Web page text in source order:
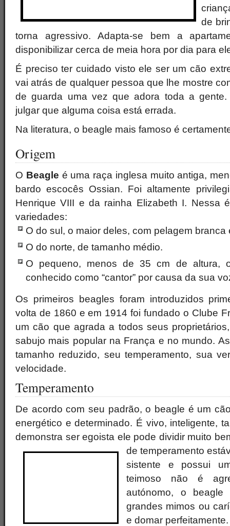
de
torna agressivo. Adapta-se bem a
disponibilizar cerca de meia hora por dia para
É preciso ter cuidado visto ele ser um cão
vai atrás de qualquer pessoa que lhe mostre
de guarda uma vez que adora toda a
julgar que alguma coisa está errada.
Na literatura, o beagle mais famoso é
Origem
O Beagle é uma raça inglesa muito antiga,
bardo escocês Ossian. Foi altamente
Henrique VIII e da rainha Elizabeth I. Nessa
variedades:
O do sul, o maior deles, com pelagem branca
O do norte, de tamanho médio.
O pequeno, menos de 35 cm de altura,
conhecido como “cantor” por causa da sua
Os primeiros beagles foram introduzidos
volta de 1860 e em 1914 foi fundado o Clube
um cão que agrada a todos seus
sabujo mais popular na França e no mundo.
tamanho reduzido, seu temperamento, sua
velocidade.
Temperamento
De acordo com seu padrão, o beagle é um
energético e determinado. É vivo, inteligente,
demonstra ser egoista ele pode dividir muito
de temperamento
sistente e possui
teimoso não é
autónomo, o
grandes mimos ou
e domar perfeitamente.